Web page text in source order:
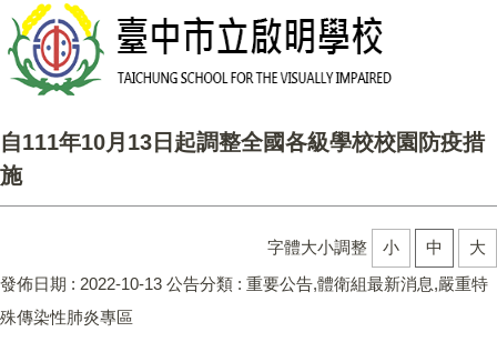
自111年10月13日起調整全國各級學校校園防疫措
施
字體大小調整 小 中
大
發佈日期 : 2022-10-13 公告分類 : 重要公告,體衛組最新消息,嚴重特
殊傳染性肺炎專區